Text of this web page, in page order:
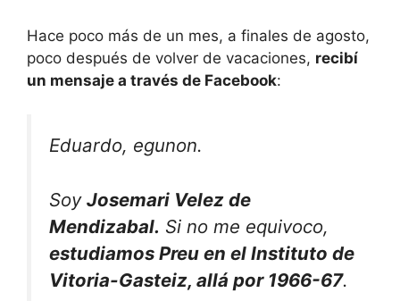
Hace poco más de un mes, a finales de agosto,
poco después de volver de vacaciones, recibí
un mensaje a través de Facebook:
Eduardo, egunon.
Soy Josemari Velez de
Mendizabal. Si no me equivoco,
estudiamos Preu en el Instituto de
Vitoria-Gasteiz, allá por 1966-67.